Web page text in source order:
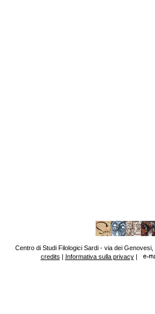
Centro di Studi Filologici Sardi - via dei
credits | Informativa sulla privacy|